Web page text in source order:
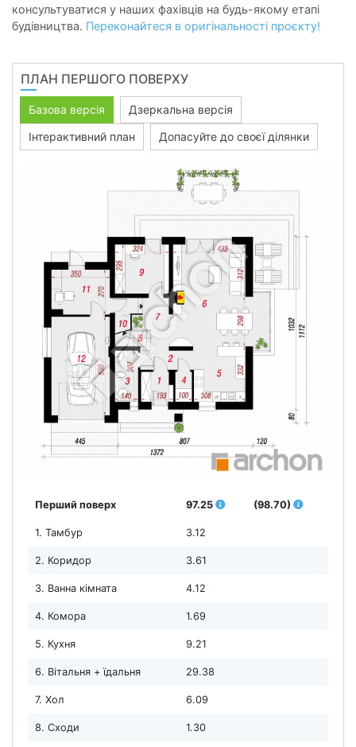
консультуватися у наших фахівців на будь-якому етапі
будівництва. Переконайтеся в оригінальності проєкту!
ПЛАН ПЕРШОГО ПОВЕРХУ
Базова версія
Дзеркальна версія
Інтерактивний план
Допасуйте до своєї ділянки
Перший поверх 97.25 (98.70)
1. Тамбур 3.12
2. Коридор 3.61
3. Ванна кімната 4.12
4. Комора 1.69
5. Кухня 9.21
6. Вітальня + їдальня 29.38
7. Хол 6.09
8. Сходи 1.30